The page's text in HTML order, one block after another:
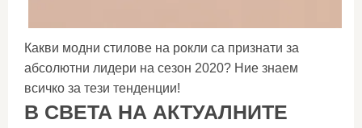
Какви модни стилове на рокли са признати за
абсолютни лидери на сезон 2020? Ние знаем
всичко за тези тенденции!
В СВЕТА НА АКТУАЛНИТЕ